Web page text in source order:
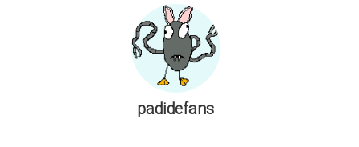
padidefans